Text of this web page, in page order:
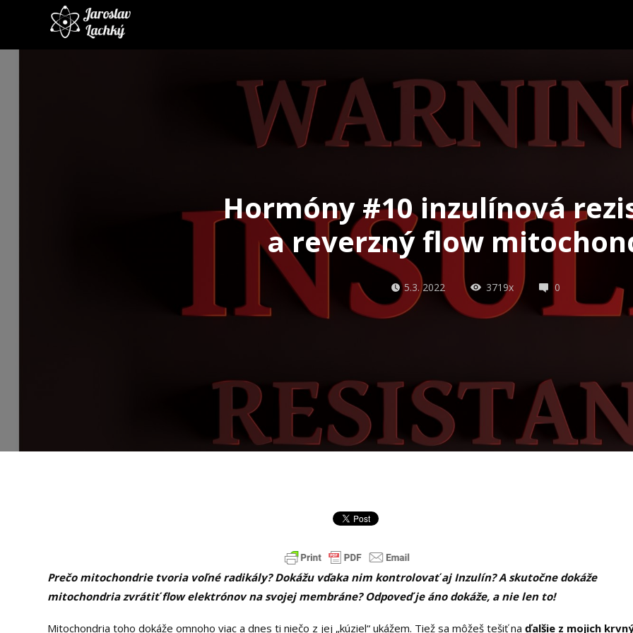
Hormóny #10 inzulínová
a reverzný flow
5.3. 2022 3719x 0
Prečo mitochondrie tvoria voľné radikály? Dokážu vďaka nim kontrolovať aj Inzulín? A skutočne dokáže
mitochondria zvrátiť flow elektrónov na svojej membráne? Odpoveď je áno dokáže, a nie len to!
Mitochondria toho dokáže omnoho viac a dnes ti niečo z jej „kúziel“ ukážem. Tiež sa môžeš tešiť naďalšie z mojich